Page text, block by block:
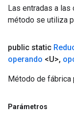
Las entradas a
método se utiliza
public static
operando <U>,
Método de fábrica
Parámetros